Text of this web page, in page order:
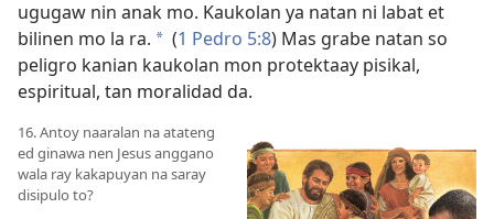
ugugaw nin anak mo. Kaukolan ya natan ni labat et
bilinen mo la ra. a (1 Pedro 5:8) Mas grabe natan so
peligro kanian kaukolan mon protektaay pisikal,
espiritual, tan moralidad da.
16. Antoy naaralan na atateng
ed ginawa nen Jesus anggano
wala ray kakapuyan na saray
disipulo to?